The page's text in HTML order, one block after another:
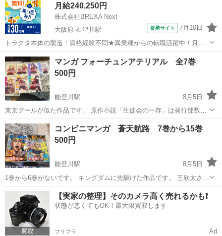
ーズと言われていました。 ド...
漫画
月給240,250円
株式会社BREXA Next
大阪府 石津川駅
提携サイト 7月10日
トラクタ本体の製造！資格経験不問★異業種からの転職活躍中！月収
例29万円以上！生活支援物資事前対応可◎即日入寮OK！寮費はずっと
無料＆備品付き1R寮完備！赴任旅費会社負担！工場まで無料送迎あり
◎《大阪府堺市》 人気の工場の...
大阪 堺市 石津川駅
マンガ フォーチュンアテリアル 全7巻
500円
能登川駅
8月5日
東京グールが似た作品です。 原作小説「生徒会の一存」は発行部数
600万部の大人気小説です。 黒子のバスケの黄瀬が紅瀬さんの名前を
オマージュした事で有名な作品です。
滋賀 東近江市 能登川駅 マンガ、コミック、アニメ
した
コンビニマンガ 蒼天航路 7巻から15巻
500円
能登川駅
8月5日
1巻から6巻がないです。 キングダムに先駆けた作品です。 王欣太さん
の漫画作品です。
滋賀 東近江市 能登川駅 マンガ、コミック、アニメ
蒼天航路
【実家の整理】そのカメラ高く売れるかも❗️
状態が悪くてもOK！最大限買取します
プリフラ Ad